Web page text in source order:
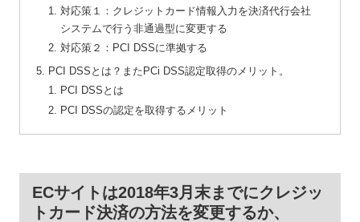
対応策１：クレジットカード情報入力を決済代行会社
システムで行う非通過型に変更する
対応策２：PCI DSSに準拠する
PCI DSSとは？またPCi DSS認定取得のメリット。
PCI DSSとは
PCI DSSの認定を取得するメリット
ECサイトは2018年3月末までにクレジッ
トカード決済の方法を変更するか、